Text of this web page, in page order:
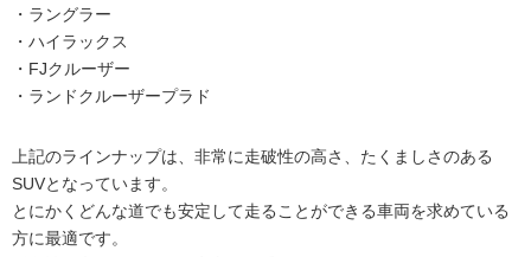
・ラングラー
・ハイラックス
・FJクルーザー
・ランドクルーザープラド
上記のラインナップは、非常に走破性の高さ、たくましさのある
SUVとなっています。
とにかくどんな道でも安定して走ることができる車両を求めている
方に最適です。